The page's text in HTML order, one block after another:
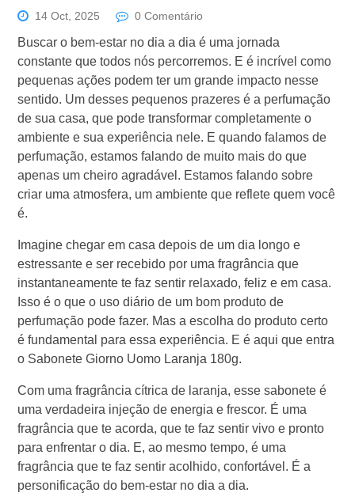
14 Oct, 2025 0 Comentário
Buscar o bem-estar no dia a dia é uma jornada
constante que todos nós percorremos. E é incrível como
pequenas ações podem ter um grande impacto nesse
sentido. Um desses pequenos prazeres é a perfumação
de sua casa, que pode transformar completamente o
ambiente e sua experiência nele. E quando falamos de
perfumação, estamos falando de muito mais do que
apenas um cheiro agradável. Estamos falando sobre
criar uma atmosfera, um ambiente que reflete quem você
é.
Imagine chegar em casa depois de um dia longo e
estressante e ser recebido por uma fragrância que
instantaneamente te faz sentir relaxado, feliz e em casa.
Isso é o que o uso diário de um bom produto de
perfumação pode fazer. Mas a escolha do produto certo
é fundamental para essa experiência. E é aqui que entra
o Sabonete Giorno Uomo Laranja 180g.
Com uma fragrância cítrica de laranja, esse sabonete é
uma verdadeira injeção de energia e frescor. É uma
fragrância que te acorda, que te faz sentir vivo e pronto
para enfrentar o dia. E, ao mesmo tempo, é uma
fragrância que te faz sentir acolhido, confortável. É a
personificação do bem-estar no dia a dia.